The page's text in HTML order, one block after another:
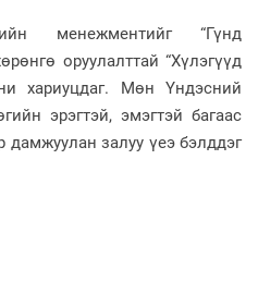
менежментийг “Гүнд
оруулалттай “Хүлэгүүд
хариуцдаг. Мөн Үндэсний
эрэгтэй, эмэгтэй багаас
дамжуулан залуу үеэ бэлддэг